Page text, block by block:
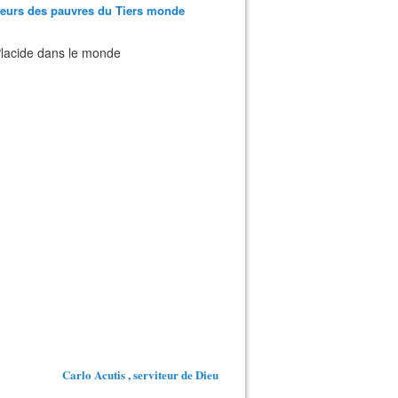
des pauvres du Tiers monde
dans le monde
Carlo Acutis , serviteur de Dieu